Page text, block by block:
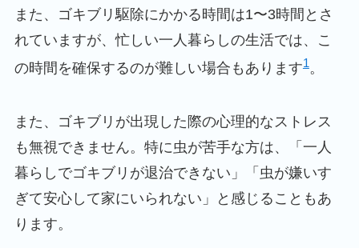
また、ゴキブリ駆除にかかる時間は1〜3時間とさ
れていますが、忙しい一人暮らしの生活では、こ
の時間を確保するのが難しい場合もあります1。
また、ゴキブリが出現した際の心理的なストレス
も無視できません。特に虫が苦手な方は、「一人
暮らしでゴキブリが退治できない」「虫が嫌いす
ぎて安心して家にいられない」と感じることもあ
ります。